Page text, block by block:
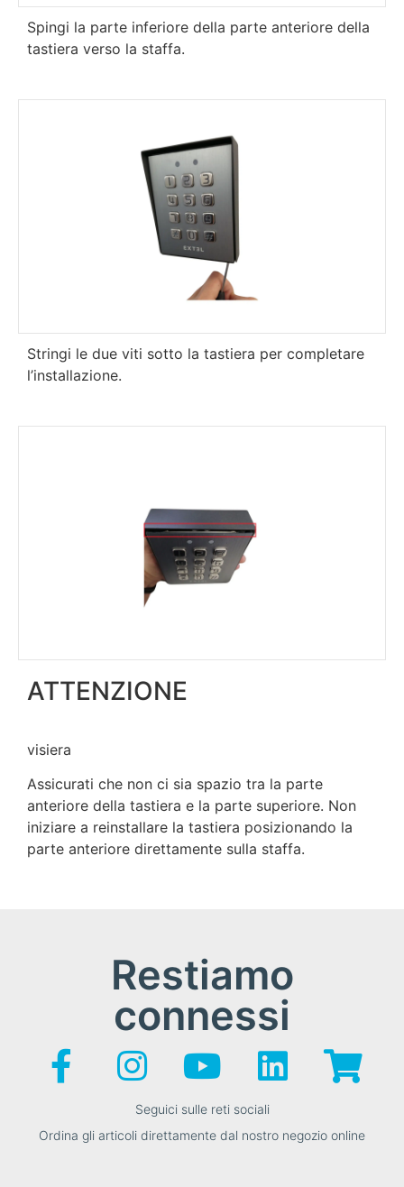
Spingi la parte inferiore della parte anteriore della
tastiera verso la staffa.
Stringi le due viti sotto la tastiera per completare
l’installazione.
ATTENZIONE
visiera
Assicurati che non ci sia spazio tra la parte
anteriore della tastiera e la parte superiore. Non
iniziare a reinstallare la tastiera posizionando la
parte anteriore direttamente sulla staffa.
Restiamo
connessi
Seguici sulle reti sociali
Ordina gli articoli direttamente dal nostro negozio online